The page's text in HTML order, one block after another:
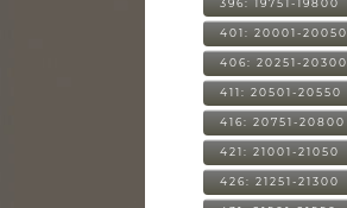
396: 19751-19800
401: 20001-20050
406: 20251-20300
411: 20501-20550
416: 20751-20800
421: 21001-21050
426: 21251-21300